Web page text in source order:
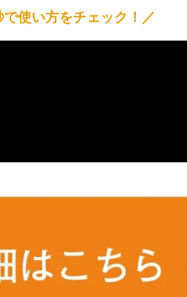
で使い方をチェック！／